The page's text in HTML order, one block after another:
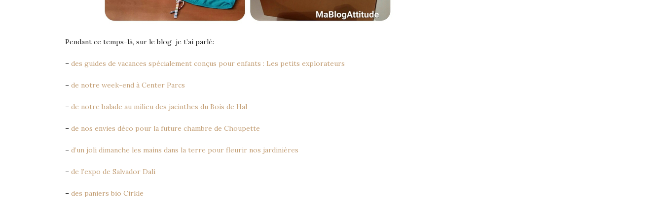
Pendant ce temps-là, sur le blog je t’ai parlé:
– des guides de vacances spécialement conçus pour enfants : Les petits explorateurs
– de notre week-end à Center Parcs
– de notre balade au milieu des jacinthes du Bois de Hal
– de nos envies déco pour la future chambre de Choupette
– d’un joli dimanche les mains dans la terre pour fleurir nos jardinières
– de l’expo de Salvador Dali
– des paniers bio Cirkle